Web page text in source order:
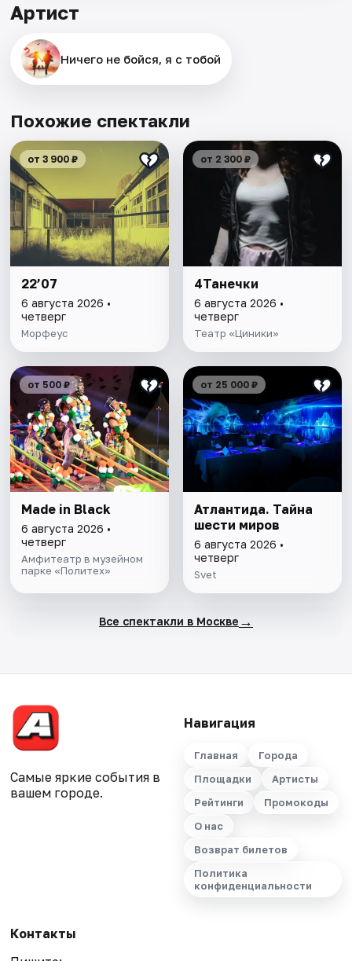
Артист
Ничего не бойся, я с тобой
Похожие спектакли
от 3 900 ₽
22’07
6 августа 2026 •
четверг
Морфеус
от 2 300 ₽
4Танечки
6 августа 2026 •
четверг
Театр «Циники»
от 500 ₽
Made in Black
6 августа 2026 •
четверг
Амфитеатр в музейном
парке «Политех»
от 25 000 ₽
Атлантида. Тайна
шести миров
6 августа 2026 •
четверг
Svet
Все спектакли в Москве →
Самые яркие события в
вашем городе.
Навигация
Главная
Города
Площадки
Артисты
Рейтинги
Промокоды
О нас
Возврат билетов
Политика
конфиденциальности
Контакты